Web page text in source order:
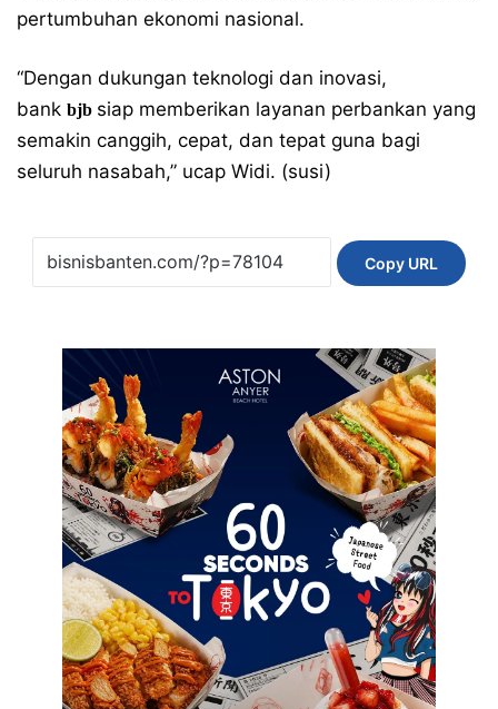
pertumbuhan ekonomi nasional.
“Dengan dukungan teknologi dan inovasi,
bank bjb siap memberikan layanan perbankan yang
semakin canggih, cepat, dan tepat guna bagi
seluruh nasabah,” ucap Widi. (susi)
Copy URL